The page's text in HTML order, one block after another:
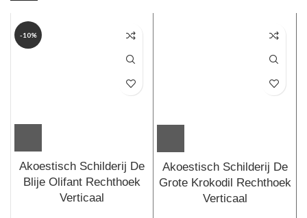
-10%
Akoestisch Schilderij De
Blije Olifant Rechthoek
Verticaal
Akoestisch Schilderij De
Grote Krokodil Rechthoek
Verticaal